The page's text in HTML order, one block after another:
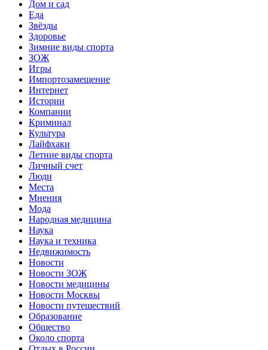
Дом и сад
Еда
Звёзды
Здоровье
Зимние виды спорта
ЗОЖ
Игры
Импортозамещение
Интернет
Истории
Компании
Криминал
Культура
Лайфхаки
Летние виды спорта
Личный счет
Люди
Места
Мнения
Мода
Народная медицина
Наука
Наука и техника
Недвижимость
Новости
Новости ЗОЖ
Новости медицины
Новости Москвы
Новости путешествий
Образование
Общество
Около спорта